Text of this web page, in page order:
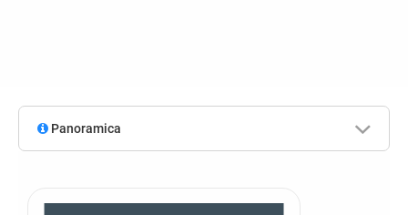
Panoramica